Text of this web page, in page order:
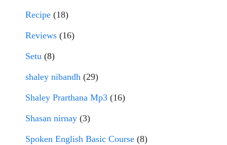
Recipe (18)
Reviews (16)
Setu (8)
shaley nibandh (29)
Shaley Prarthana Mp3 (16)
Shasan nirnay (3)
Spoken English Basic Course (8)